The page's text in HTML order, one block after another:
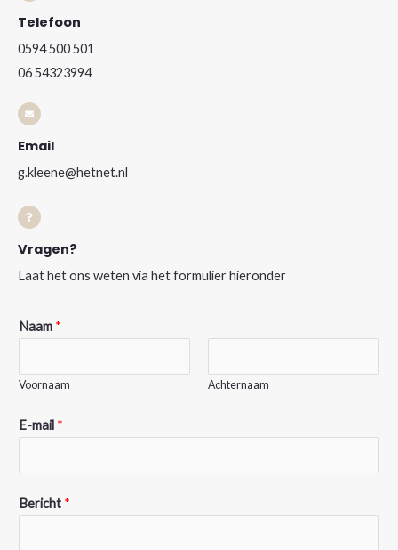
Telefoon
0594 500 501
06 54323994
Email
g.kleene@hetnet.nl
Vragen?​
Laat het ons weten via het formulier hieronder
Naam *
Voornaam Achternaam
E-mail *
Bericht *